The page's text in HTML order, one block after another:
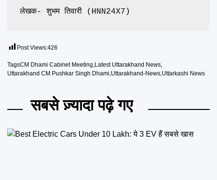
लेखक- शुभम तिवारी (HNN24X7)
Post Views:426
TagsCM Dhami Cabinet Meeting,Latest Uttarakhand News,
Uttarakhand CM Pushkar Singh Dhami,Uttarakhand-News,Uttarkashi News
सबसे ज़्यादा पढ़े गए